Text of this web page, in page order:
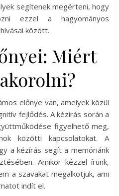
segítenek megérteni, hogy
ezzel a hagyományos
között.
Miért
előnye van, amelyek közül
fejlődés. A kézírás során a
figyelhető meg,
közötti kapcsolatokat. A
a kézírás segít a memóriánk
Amikor kézzel írunk,
a szavakat megalkotjuk, ami
indít el.